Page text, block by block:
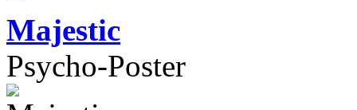
Majestic
Psycho-Poster